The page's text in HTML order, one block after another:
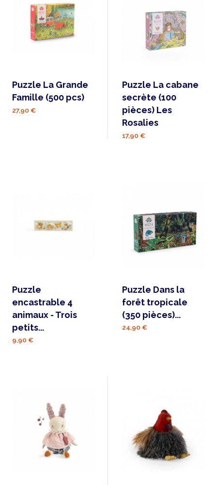
Puzzle La Grande
Famille (500 pcs)
27,90 €
Puzzle La cabane
secrète (100
pièces) Les
Rosalies
17,90 €
Puzzle
encastrable 4
animaux - Trois
petits...
9,90 €
Puzzle Dans la
forêt tropicale
(350 pièces)...
24,90 €